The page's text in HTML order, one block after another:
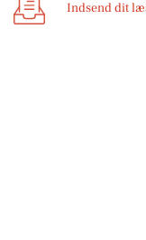
Indsend dit